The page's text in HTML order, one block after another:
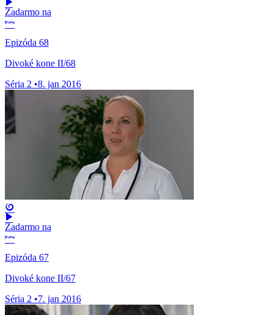
Zadarmo na
Epizóda 68
Divoké kone II/68
Séria 2 •8. jan 2016
Zadarmo na
Epizóda 67
Divoké kone II/67
Séria 2 •7. jan 2016